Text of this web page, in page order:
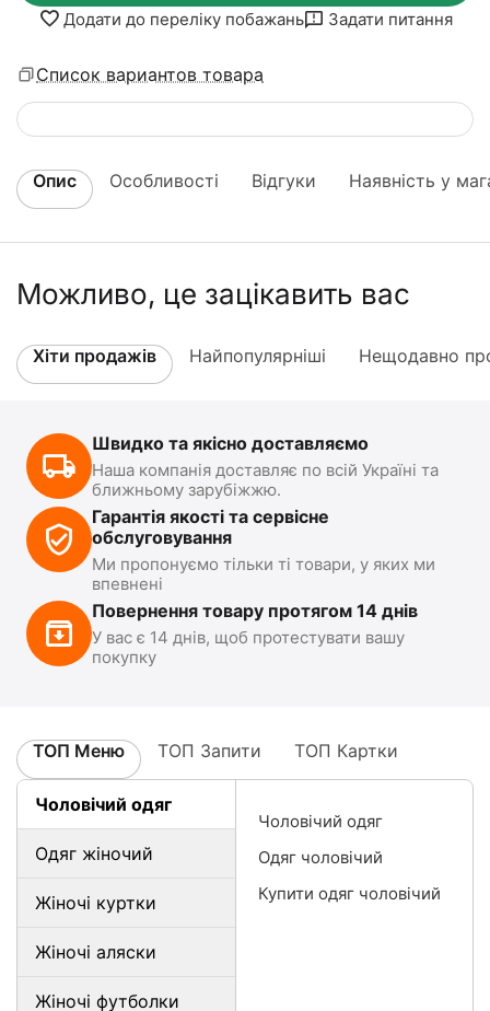
Додати до переліку побажань Задати питання
Список вариантов товара
Опис Особливості Відгуки Наявність у
Можливо, це зацікавить вас
Хіти продажів Найпопулярніші Нещодавно
Швидко та якісно доставляємо
Наша компанія доставляє по всій Україні та
ближньому зарубіжжю.
Гарантія якості та сервісне
обслуговування
Ми пропонуємо тільки ті товари, у яких ми
впевнені
Повернення товару протягом 14 днів
У вас є 14 днів, щоб протестувати вашу
покупку
ТОП Меню ТОП Запити ТОП Картки
Чоловічий одяг
Одяг жіночий
Жіночі куртки
Жіночі аляски
Жіночі футболки
Чоловічий одяг
Одяг чоловічий
Купити одяг чоловічий